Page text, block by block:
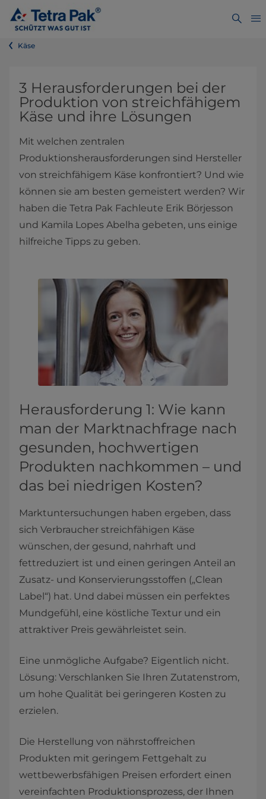
Käse
3 Herausforderungen bei der
Produktion von streichfähigem
Käse und ihre Lösungen
Mit welchen zentralen
Produktionsherausforderungen sind Hersteller
von streichfähigem Käse konfrontiert? Und wie
können sie am besten gemeistert werden? Wir
haben die Tetra Pak Fachleute Erik Börjesson
und Kamila Lopes Abelha gebeten, uns einige
hilfreiche Tipps zu geben.
Herausforderung 1: Wie kann
man der Marktnachfrage nach
gesunden, hochwertigen
Produkten nachkommen – und
das bei niedrigen Kosten?
Marktuntersuchungen haben ergeben, dass
sich Verbraucher streichfähigen Käse
wünschen, der gesund, nahrhaft und
fettreduziert ist und einen geringen Anteil an
Zusatz- und Konservierungsstoffen („Clean
Label“) hat. Und dabei müssen ein perfektes
Mundgefühl, eine köstliche Textur und ein
attraktiver Preis gewährleistet sein.
Eine unmögliche Aufgabe? Eigentlich nicht.
Lösung: Verschlanken Sie Ihren Zutatenstrom,
um hohe Qualität bei geringeren Kosten zu
erzielen.
Die Herstellung von nährstoffreichen
Produkten mit geringem Fettgehalt zu
wettbewerbsfähigen Preisen erfordert einen
vereinfachten Produktionsprozess, der Ihnen